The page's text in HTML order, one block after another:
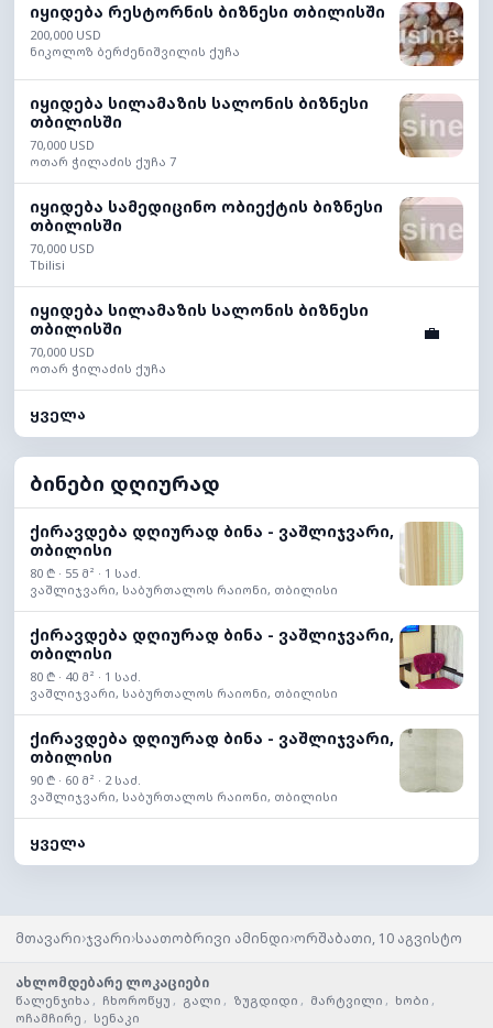
იყიდება რესტორნის ბიზნესი თბილისში
200,000 USD
ნიკოლოზ ბერძენიშვილის ქუჩა
იყიდება სილამაზის სალონის ბიზნესი
თბილისში
70,000 USD
ოთარ ჭილაძის ქუჩა 7
იყიდება სამედიცინო ობიექტის ბიზნესი
თბილისში
70,000 USD
Tbilisi
იყიდება სილამაზის სალონის ბიზნესი
თბილისში
70,000 USD
ოთარ ჭილაძის ქუჩა
💼
ყველა
ბინები დღიურად
ქირავდება დღიურად ბინა - ვაშლიჯვარი,
თბილისი
80 ₾ · 55 მ² · 1 საძ.
ვაშლიჯვარი, საბურთალოს რაიონი, თბილისი
ქირავდება დღიურად ბინა - ვაშლიჯვარი,
თბილისი
80 ₾ · 40 მ² · 1 საძ.
ვაშლიჯვარი, საბურთალოს რაიონი, თბილისი
ქირავდება დღიურად ბინა - ვაშლიჯვარი,
თბილისი
90 ₾ · 60 მ² · 2 საძ.
ვაშლიჯვარი, საბურთალოს რაიონი, თბილისი
ყველა
მთავარი›ჯვარი›საათობრივი ამინდი›ორშაბათი, 10 აგვისტო
ახლომდებარე ლოკაციები
წალენჯიხა , ჩხოროწყუ , გალი , ზუგდიდი , მარტვილი , ხობი ,
ოჩამჩირე , სენაკი